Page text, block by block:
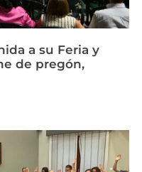
a su Feria y
de pregón,